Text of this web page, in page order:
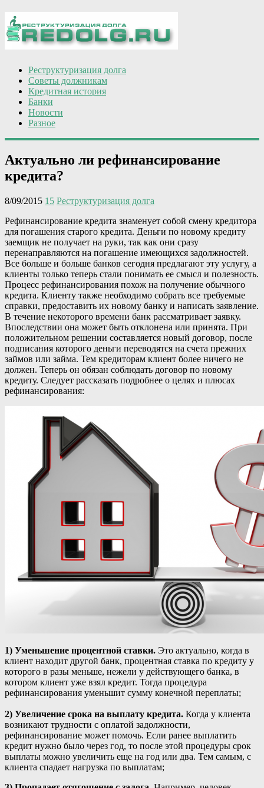
Реструктуризация долга
Советы должникам
Кредитная история
Банки
Новости
Разное
Актуально ли рефинансирование
кредита?
8/09/2015 15 Реструктуризация долга
Рефинансирование кредита знаменует собой смену кредитора
для погашения старого кредита. Деньги по новому кредиту
заемщик не получает на руки, так как они сразу
перенаправляются на погашение имеющихся задолжностей.
Все больше и больше банков сегодня предлагают эту услугу, а
клиенты только теперь стали понимать ее смысл и полезность.
Процесс рефинансирования похож на получение обычного
кредита. Клиенту также необходимо собрать все требуемые
справки, предоставить их новому банку и написать заявление.
В течение некоторого времени банк рассматривает заявку.
Впоследствии она может быть отклонена или принята. При
положительном решении составляется новый договор, после
подписания которого деньги переводятся на счета прежних
займов или займа. Тем кредиторам клиент более ничего не
должен. Теперь он обязан соблюдать договор по новому
кредиту. Следует рассказать подробнее о целях и плюсах
рефинансирования:
1) Уменьшение процентной ставки. Это актуально, когда в
клиент находит другой банк, процентная ставка по кредиту у
которого в разы меньше, нежели у действующего банка, в
котором клиент уже взял кредит. Тогда процедура
рефинансирования уменьшит сумму конечной переплаты;
2) Увеличение срока на выплату кредита. Когда у клиента
возникают трудности с оплатой задолжности,
рефинансирование может помочь. Если ранее выплатить
кредит нужно было через год, то после этой процедуры срок
выплаты можно увеличить еще на год или два. Тем самым, с
клиента спадает нагрузка по выплатам;